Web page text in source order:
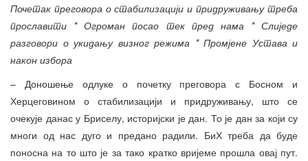
Почетак преговора о стабилизацији и придруживању треба
прославити * Огроман посао тек пред нама * Слиједе
разговори о укидању визног режима * Промјене Устава и
након избора
– Доношење одлуке о почетку преговора с Босном и
Херцеговином о стабилизацији и придруживању, што се
очекује данас у Бриселу, историјски је дан. То је дан за који су
многи од нас дуго и предано радили. БиХ треба да буде
поносна на то што је за тако кратко вријеме прошла овај пут.